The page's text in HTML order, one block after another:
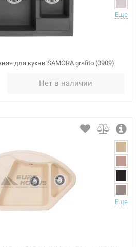
Еще
для кухни SAMORA grafito (0909)
Нет в наличии
Еще